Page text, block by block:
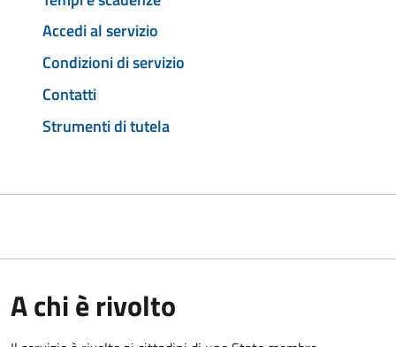
Accedi al servizio
Condizioni di servizio
Contatti
Strumenti di tutela
A chi è rivolto